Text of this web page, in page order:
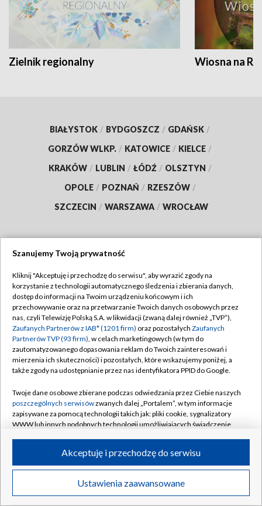
Zielnik regionalny Wiosna na
BIAŁYSTOK / BYDGOSZCZ / GDAŃSK /
GORZÓW WLKP. / KATOWICE / KIELCE /
KRAKÓW / LUBLIN / ŁÓDŹ / OLSZTYN /
OPOLE / POZNAŃ / RZESZÓW /
SZCZECIN / WARSZAWA / WROCŁAW
TVP
Abonament TVP
Emisja w TVP
Centrum informacji TVP
Naziemna Telewizja Cyfrowa
Rada Programowa
System NOS
Informacje o nadawcy
Program dla prasy
Ogłoszenie przetargowe
Regulamin TVP
Polityka prywatności
Moje zgody
Pomoc
Kontakt
Kanały
©2026 Telewizja Polska S.A. w likwidacji
Szanujemy Twoją prywatność
Kliknij "Akceptuję i przechodzę do serwisu", aby wyrazić zgody na
korzystanie z technologii automatycznego śledzenia i zbierania danych,
dostęp do informacji na Twoim urządzeniu końcowym i ich
przechowywanie oraz na przetwarzanie Twoich danych osobowych przez
nas, czyli Telewizję Polską S.A. w likwidacji (zwaną dalej również „TVP”),
Zaufanych Partnerów z IAB* (1201 firm) oraz pozostałych Zaufanych
Partnerów TVP (93 firm), w celach marketingowych (w tym do
zautomatyzowanego dopasowania reklam do Twoich zainteresowań i
mierzenia ich skuteczności) i pozostałych, które wskazujemy poniżej, a
także zgody na udostępnianie przez nas identyfikatora PPID do Google.
Twoje dane osobowe zbierane podczas odwiedzania przez Ciebie naszych
poszczególnych serwisówzwanych dalej „Portalem”, w tym informacje
zapisywane za pomocą technologii takich jak: pliki cookie, sygnalizatory
WWW lub innych podobnych technologii umożliwiających świadczenie
ruchu w Internecie.
Twoje dane osobowe zbierane podczas odwiedzania przez Ciebie
poszczególnych serwisówna Portalu, takie jak adresy IP, identyfikatory
Ustawienia zaawansowane
Akceptuję i przechodzę do serwisu